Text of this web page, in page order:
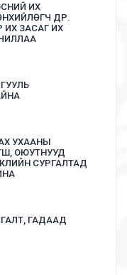
ИХ
ДР.
ИХ ЗАСАГ ИХ
УХААНЫ
ОЮУТНУУД
СУРГАЛТАД
ГАДААД